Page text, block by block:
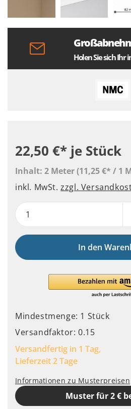
Holen Sie sich Ihr
22,50 €* je Stück
Inhalt: 2 Meter(11,25 €* / 1
inkl. MwSt.zzgl.
In den
Mindestmenge: 1 Stück
Versandfaktor: 0.15
Versandfertig in 1 Tag,
Lieferzeit 2 Tage
Informationen zu Musterpreisen
Muster für 2 €